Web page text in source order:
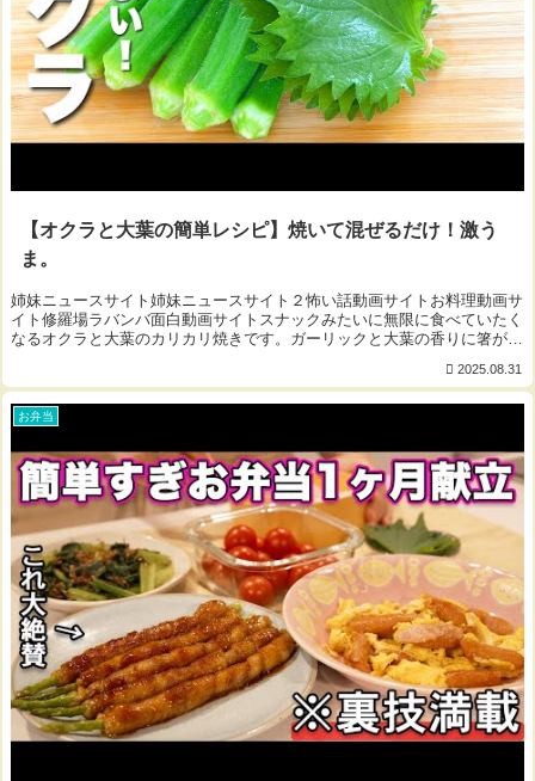
【オクラと大葉の簡単レシピ】焼いて混ぜるだけ！激う
ま。
姉妹ニュースサイト姉妹ニュースサイト２怖い話動画サイトお料理動画サ
イト修羅場ラバンバ面白動画サイトスナックみたいに無限に食べていたく
なるオクラと大葉のカリカリ焼きです。ガーリックと大葉の香りに箸が止
2025.08.31
お弁当